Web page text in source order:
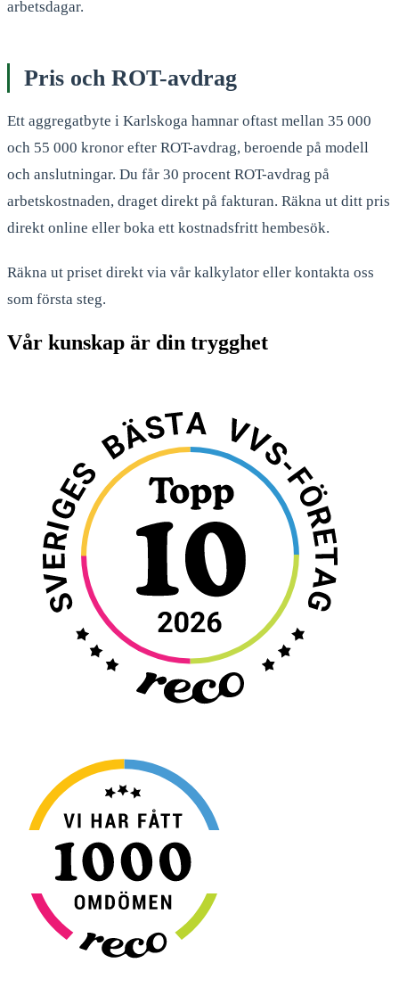
arbetsdagar.
Pris och ROT-avdrag
Ett aggregatbyte i Karlskoga hamnar oftast mellan 35 000
och 55 000 kronor efter ROT-avdrag, beroende på modell
och anslutningar. Du får 30 procent ROT-avdrag på
arbetskostnaden, draget direkt på fakturan. Räkna ut ditt pris
direkt online eller boka ett kostnadsfritt hembesök.
Räkna ut priset direkt via vår kalkylator eller kontakta oss
som första steg.
Vår kunskap är din trygghet